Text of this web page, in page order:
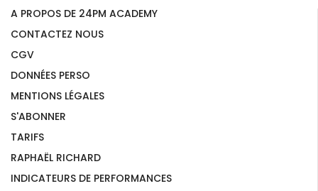
A PROPOS DE 24PM ACADEMY
CONTACTEZ NOUS
CGV
DONNÉES PERSO
MENTIONS LÉGALES
S'ABONNER
TARIFS
RAPHAËL RICHARD
INDICATEURS DE PERFORMANCES